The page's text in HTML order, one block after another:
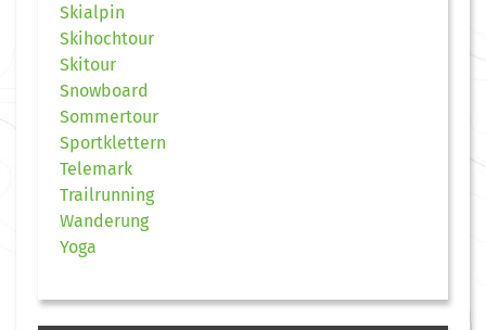
Skialpin
Skihochtour
Skitour
Snowboard
Sommertour
Sportklettern
Telemark
Trailrunning
Wanderung
Yoga